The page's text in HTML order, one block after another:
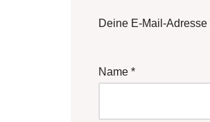
Deine E-Mail-
Name *